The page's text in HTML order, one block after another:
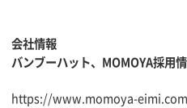
会社情報
バンブーハット、MOMOYA採用
https://www.momoya-